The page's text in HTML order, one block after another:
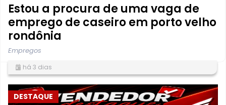
Estou a procura de uma vaga de
emprego de caseiro em porto velho
rondônia
Empregos
há 3 dias
DESTAQUE